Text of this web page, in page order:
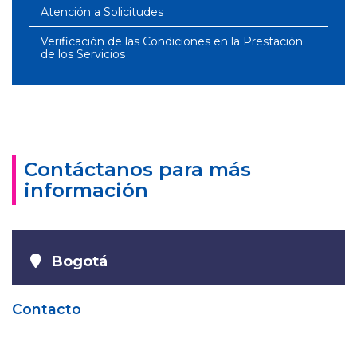
Atención a Solicitudes
Verificación de las Condiciones en la Prestación
de los Servicios
Contáctanos para más
información
Bogotá
Contacto